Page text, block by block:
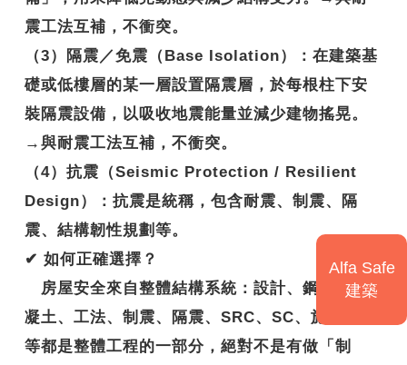
震工法互補，不衝突。
（3）隔震／免震（Base Isolation）：在建築基
礎或低樓層的某一層設置隔震層，於每根柱下安
裝隔震設備，以吸收地震能量並減少建物搖晃。
→與耐震工法互補，不衝突。
（4）抗震（Seismic Protection / Resilient
Design）：抗震是統稱，包含耐震、制震、隔
震、結構韌性規劃等。
✔ 如何正確選擇？
房屋安全來自整體結構系統：設計、鋼筋、混
凝土、工法、制震、隔震、SRC、SC、施工技術
等都是整體工程的一部分，絕對不是有做「制
Alfa Safe
建築